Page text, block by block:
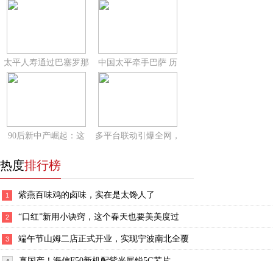
太平人寿通过巴塞罗那 中国太平牵手巴萨 历
90后新中产崛起：这 多平台联动引爆全网，
热度排行榜
1 紫燕百味鸡的卤味，实在是太馋人了
2 “口红”新用小诀窍，这个春天也要美美度过
3 端午节山姆二店正式开业，实现宁波南北全覆